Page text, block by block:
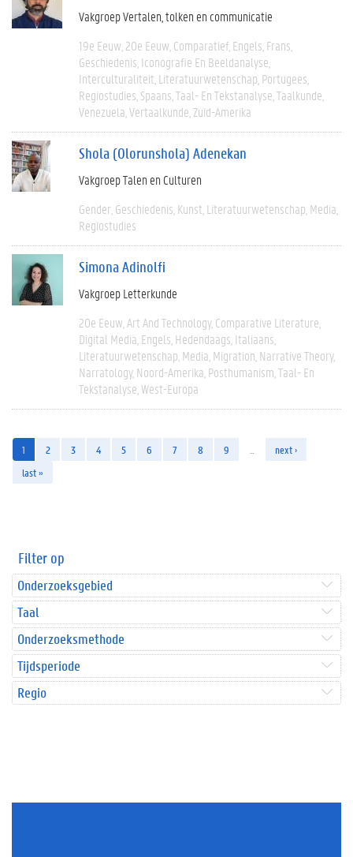
Vakgroep Vertalen, tolken en communicatie
19e Eeuw 20e Eeuw Comparatief Engels Frans
Geschiedenis Iconografie En Beeldanalyse
Interculturaliteit Literatuurwetenschap Portugees
Regiostudies Spaans Taal- En Tekstanalyse Taalkunde
Venezuela Vertaalkunde Zuid-Amerika
Shola (Olorunshola) Adenekan
Vakgroep Talen en Culturen
Gender Geschiedenis Kunst Literatuurwetenschap Media
Regiostudies
Simona Adinolfi
Vakgroep Letterkunde
20e Eeuw Art And Technology Comparative Literature
Digital Media Engels Hedendaags Italiaans
Literatuurwetenschap Media Migration Narrative Theory
Narratology Noord-Amerika Posthumanism Taal- En
Tekstanalyse West-Europa
1 2 3 4 5 6 7 8 9
next ›
last »
Filter op
Onderzoeksgebied
Taal
Onderzoeksmethode
Tijdsperiode
Regio